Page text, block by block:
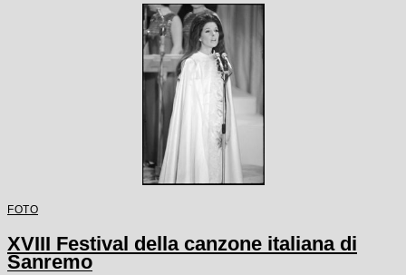
FOTO
XVIII Festival della canzone italiana di
Sanremo